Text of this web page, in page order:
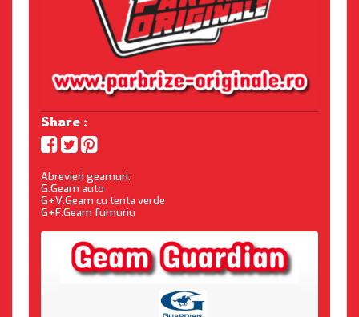
Share :
Abrevieri geamuri:
G:Geam auto
G+V:Geam cu tenta verde
G+F:Geam fumuriu